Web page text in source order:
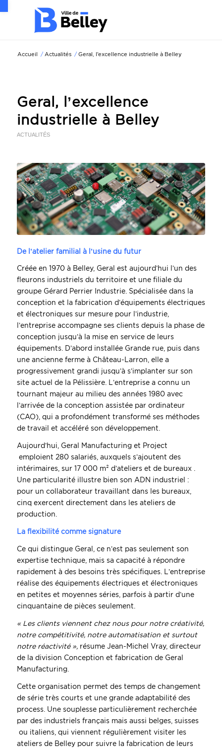
Accueil / Actualités / Geral, l’excellence industrielle à Belley
Geral, l’excellence
industrielle à Belley
ACTUALITÉS
De l’atelier familial à l’usine du futur
Créée en 1970 à Belley, Geral est aujourd’hui l’un des
fleurons industriels du territoire et une filiale du
groupe Gérard Perrier Industrie. Spécialisée dans la
conception et la fabrication d’équipements électriques
et électroniques sur mesure pour l’industrie,
l’entreprise accompagne ses clients depuis la phase de
conception jusqu’à la mise en service de leurs
équipements. D’abord installée Grande rue, puis dans
une ancienne ferme à Château-Larron, elle a
progressivement grandi jusqu’à s’implanter sur son
site actuel de la Pélissière. L’entreprise a connu un
tournant majeur au milieu des années 1980 avec
l’arrivée de la conception assistée par ordinateur
(CAO), qui a profondément transformé ses méthodes
de travail et accéléré son développement.
Aujourd’hui, Geral Manufacturing et Project
emploient 280 salariés, auxquels s’ajoutent des
intérimaires, sur 17 000 m² d’ateliers et de bureaux .
Une particularité illustre bien son ADN industriel :
pour un collaborateur travaillant dans les bureaux,
cinq exercent directement dans les ateliers de
production.
La flexibilité comme signature
Ce qui distingue Geral, ce n’est pas seulement son
expertise technique, mais sa capacité à répondre
rapidement à des besoins très spécifiques. L’entreprise
réalise des équipements électriques et électroniques
en petites et moyennes séries, parfois à partir d’une
cinquantaine de pièces seulement.
« Les clients viennent chez nous pour notre créativité,
notre compétitivité, notre automatisation et surtout
notre réactivité »,résume Jean-Michel Vray, directeur
de la division Conception et fabrication de Geral
Manufacturing.
Cette organisation permet des temps de changement
de série très courts et une grande adaptabilité des
process. Une souplesse particulièrement recherchée
par des industriels français mais aussi belges, suisses
ou italiens, qui viennent régulièrement visiter les
ateliers de Belley pour suivre la fabrication de leurs